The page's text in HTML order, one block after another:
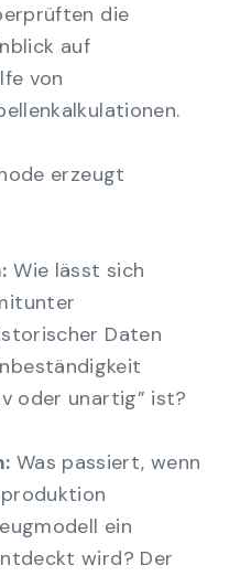
die
auf
von
erzeugt
Wie lässt sich
Daten
oder unartig” ist?
Was passiert, wenn
ein
wird? Der